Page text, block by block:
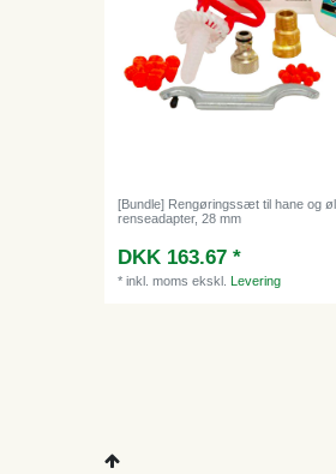
[Bundle] Rengøringssæt til hane og
renseadapter, 28 mm
DKK 163.67 *
*inkl. moms ekskl.Levering